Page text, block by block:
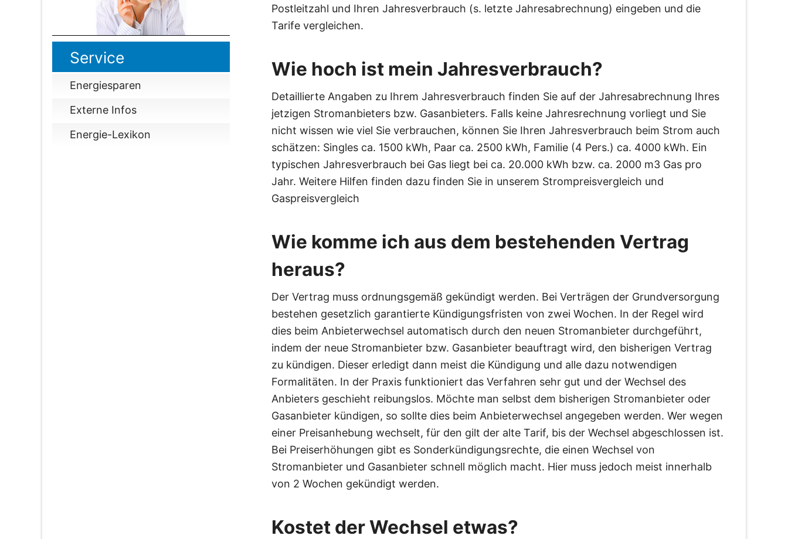
Postleitzahl und Ihren Jahresverbrauch (s. letzte Jahresabrechnung) eingeben und die
Tarife vergleichen.
Wie hoch ist mein Jahresverbrauch?
Detaillierte Angaben zu Ihrem Jahresverbrauch finden Sie auf der Jahresabrechnung Ihres
jetzigen Stromanbieters bzw. Gasanbieters. Falls keine Jahresrechnung vorliegt und Sie
nicht wissen wie viel Sie verbrauchen, können Sie Ihren Jahresverbrauch beim Strom auch
schätzen: Singles ca. 1500 kWh, Paar ca. 2500 kWh, Familie (4 Pers.) ca. 4000 kWh. Ein
typischen Jahresverbrauch bei Gas liegt bei ca. 20.000 kWh bzw. ca. 2000 m3 Gas pro
Jahr. Weitere Hilfen finden dazu finden Sie in unserem Strompreisvergleich und
Gaspreisvergleich
Wie komme ich aus dem bestehenden Vertrag
heraus?
Der Vertrag muss ordnungsgemäß gekündigt werden. Bei Verträgen der Grundversorgung
bestehen gesetzlich garantierte Kündigungsfristen von zwei Wochen. In der Regel wird
dies beim Anbieterwechsel automatisch durch den neuen Stromanbieter durchgeführt,
indem der neue Stromanbieter bzw. Gasanbieter beauftragt wird, den bisherigen Vertrag
zu kündigen. Dieser erledigt dann meist die Kündigung und alle dazu notwendigen
Formalitäten. In der Praxis funktioniert das Verfahren sehr gut und der Wechsel des
Anbieters geschieht reibungslos. Möchte man selbst dem bisherigen Stromanbieter oder
Gasanbieter kündigen, so sollte dies beim Anbieterwechsel angegeben werden. Wer wegen
einer Preisanhebung wechselt, für den gilt der alte Tarif, bis der Wechsel abgeschlossen ist.
Bei Preiserhöhungen gibt es Sonderkündigungsrechte, die einen Wechsel von
Stromanbieter und Gasanbieter schnell möglich macht. Hier muss jedoch meist innerhalb
von 2 Wochen gekündigt werden.
Kostet der Wechsel etwas?
Service
Energiesparen
Externe Infos
Energie-Lexikon